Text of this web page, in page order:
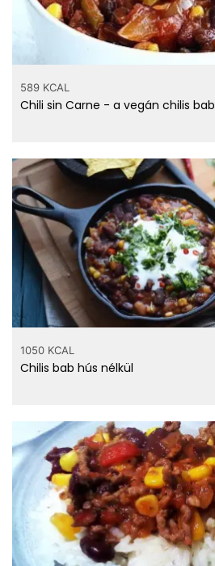
589 KCAL
Chili sin Carne - a vegán chilis bab
1050 KCAL
Chilis bab hús nélkül